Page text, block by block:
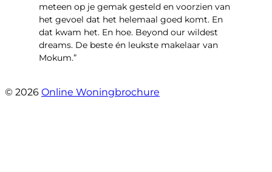
meteen op je gemak gesteld en voorzien van
het gevoel dat het helemaal goed komt. En
dat kwam het. En hoe. Beyond our wildest
dreams. De beste én leukste makelaar van
Mokum.”
© 2026 Online Woningbrochure